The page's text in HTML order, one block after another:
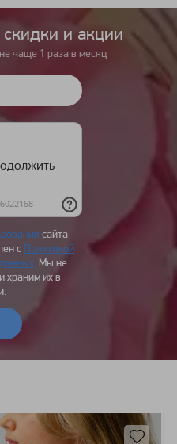
и акции
чаще 1 раза в месяц
сайта
с Политикой
. Мы не
храним их в